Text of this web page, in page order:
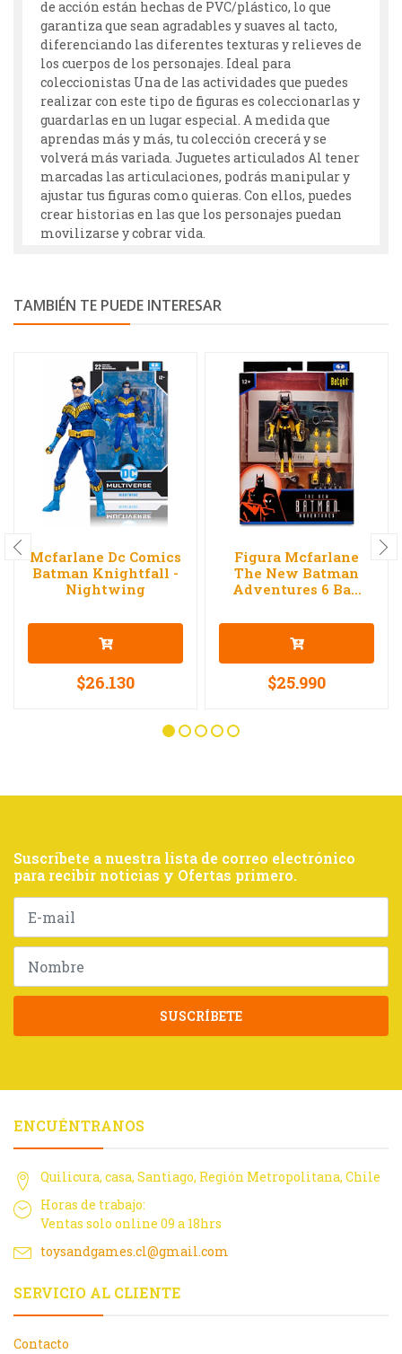
de acción están hechas de PVC/plástico, lo que
garantiza que sean agradables y suaves al tacto,
diferenciando las diferentes texturas y relieves de
los cuerpos de los personajes. Ideal para
coleccionistas Una de las actividades que puedes
realizar con este tipo de figuras es coleccionarlas y
guardarlas en un lugar especial. A medida que
aprendas más y más, tu colección crecerá y se
volverá más variada. Juguetes articulados Al tener
marcadas las articulaciones, podrás manipular y
ajustar tus figuras como quieras. Con ellos, puedes
crear historias en las que los personajes puedan
movilizarse y cobrar vida.
TAMBIÉN TE PUEDE INTERESAR
Mcfarlane Dc Comics
Batman Knightfall -
Nightwing
$26.130
Figura Mcfarlane
The New Batman
Adventures 6 Ba...
$25.990
Suscríbete a nuestra lista de correo electrónico
para recibir noticias y Ofertas primero.
SUSCRÍBETE
ENCUÉNTRANOS
Quilicura, casa, Santiago, Región Metropolitana, Chile
Horas de trabajo:
Ventas solo online 09 a 18hrs
toysandgames.cl@gmail.com
SERVICIO AL CLIENTE
Contacto